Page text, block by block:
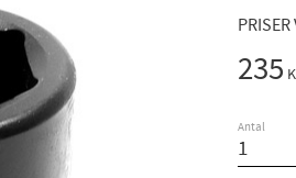
PRISER
235
Antal